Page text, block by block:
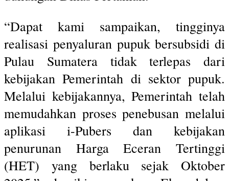
“Dapat kami sampaikan, tingginya
realisasi penyaluran pupuk bersubsidi di
Pulau Sumatera tidak terlepas dari
kebijakan Pemerintah di sektor pupuk.
Melalui kebijakannya, Pemerintah telah
memudahkan proses penebusan melalui
aplikasi i-Pubers dan kebijakan
penurunan Harga Eceran Tertinggi
(HET) yang berlaku sejak Oktober